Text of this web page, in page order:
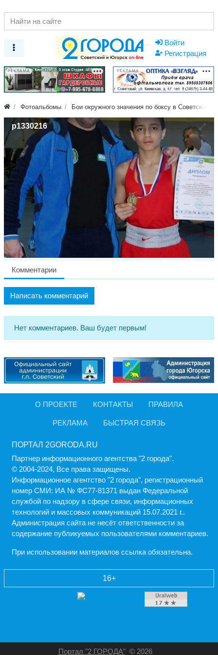
Войти
Регистрация
РЕКЛАМА РЕКЛАМА
Фотоальбомы Бои окружного значения по боксу в Советском
p1330216
Комментарии
Написать комментарий
Нет комментариев. Ваш будет первым!
О ПРОЕКТЕ КОНТАКТЫ ПРАВИЛА
РЕКЛАМА БЫСТРАЯ СВЯЗЬ
ПОРТАЛ 2GORODA.RU
Партнер информационного агентства "2 города".
© 2004-2024, Все права защищены.
Информационное агентство "2 города", регистрационный
номер СМИ: ИА № ФС77-81371 выдан Федеральной
службой по надзору в сфере связи, информационных
технологий и массовых коммуникаций 15.07.2021 г..
Администрация cайта не несёт ответственности за
содержание публикуемых пользователями комментариев.
При использовании материалов ссылка обязательна.
16+
Портал "2 ГОРОДА" © 2026